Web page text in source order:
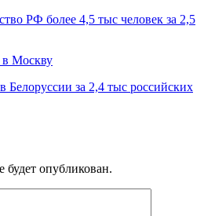
РФ более 4,5 тыс человек за 2,5
в Москву
Белоруссии за 2,4 тыс российских
опубликован.